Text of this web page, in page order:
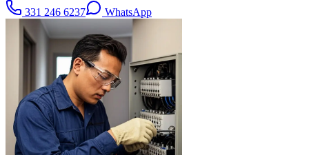
331 246 6237 WhatsApp